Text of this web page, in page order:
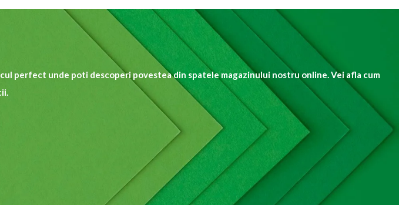
perfect unde poti descoperi povestea din spatele magazinului nostru online. Vei afla cum